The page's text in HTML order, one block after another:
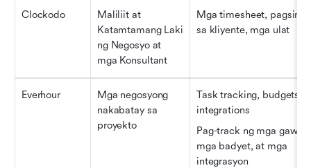
Clockodo
Maliliit at
Katamtamang Laki
ng Negosyo at
mga Konsultant
Mga timesheet, pagsingil
sa kliyente, mga ulat
Everhour
Mga negosyong
nakabatay sa
proyekto
Task tracking, budgets,
integrations
Pag-track ng mga
mga badyet, at mga
integrasyon